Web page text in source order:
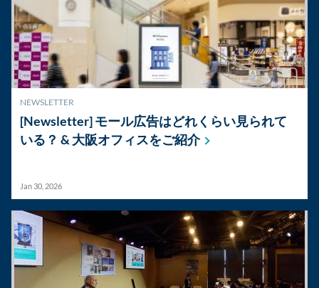
NEWSLETTER
[Newsletter] モール広告はどれくらい見られて
いる？ & 大阪オフィスをご紹介
Jan 30, 2026